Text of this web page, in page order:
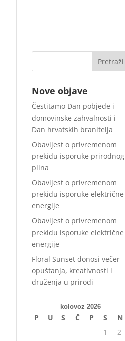
Nove objave
Čestitamo Dan pobjede i
domovinske zahvalnosti i
Dan hrvatskih branitelja
Obavijest o privremenom
prekidu isporuke prirodnog
plina
Obavijest o privremenom
prekidu isporuke električne
energije
Obavijest o privremenom
prekidu isporuke električne
energije
Floral Sunset donosi večer
opuštanja, kreativnosti i
druženja u prirodi
kolovoz 2026
P U S Č P S
N
1
2